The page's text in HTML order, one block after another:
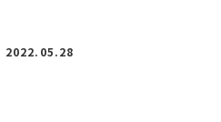
2022.05.28